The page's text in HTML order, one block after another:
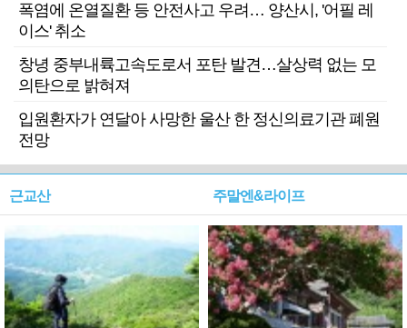
폭염에 온열질환 등 안전사고 우려… 양산시, '어필 레
이스' 취소
창녕 중부내륙고속도로서 포탄 발견…살상력 없는 모
의탄으로 밝혀져
입원환자가 연달아 사망한 울산 한 정신의료기관 폐원
전망
근교산 주말엔&라이프